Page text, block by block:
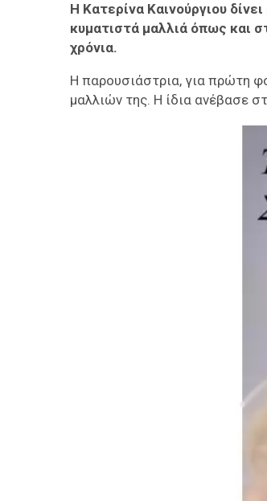
Η Κατερίνα Καινούργιου
κυματιστά μαλλιά όπως και
χρόνια.
Η παρουσιάστρια, για πρώτη
μαλλιών της. Η ίδια ανέβασε